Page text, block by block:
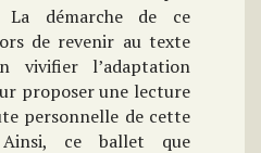
La démarche de ce
de revenir au texte
vivifier l’adaptation
proposer une lecture
personnelle de cette
ce ballet que